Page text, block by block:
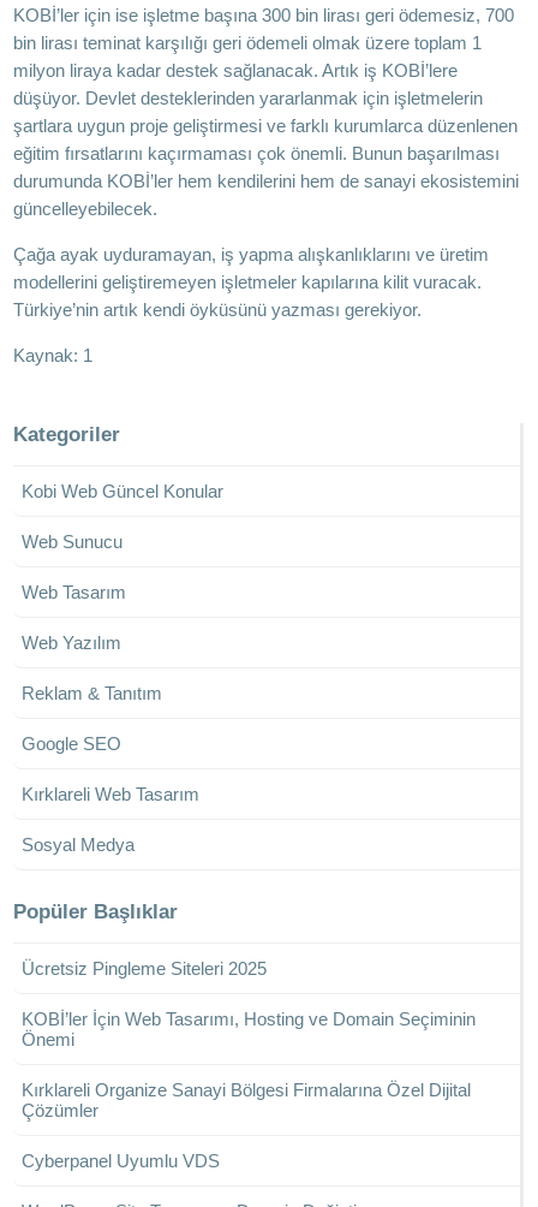
KOBİ’ler için ise işletme başına 300 bin lirası geri ödemesiz, 700
bin lirası teminat karşılığı geri ödemeli olmak üzere toplam 1
milyon liraya kadar destek sağlanacak. Artık iş KOBİ’lere
düşüyor. Devlet desteklerinden yararlanmak için işletmelerin
şartlara uygun proje geliştirmesi ve farklı kurumlarca düzenlenen
eğitim fırsatlarını kaçırmaması çok önemli. Bunun başarılması
durumunda KOBİ’ler hem kendilerini hem de sanayi ekosistemini
güncelleyebilecek.
Çağa ayak uyduramayan, iş yapma alışkanlıklarını ve üretim
modellerini geliştiremeyen işletmeler kapılarına kilit vuracak.
Türkiye’nin artık kendi öyküsünü yazması gerekiyor.
Kaynak: 1
Kategoriler
Kobi Web Güncel Konular
Web Sunucu
Web Tasarım
Web Yazılım
Reklam & Tanıtım
Google SEO
Kırklareli Web Tasarım
Sosyal Medya
Popüler Başlıklar
Ücretsiz Pingleme Siteleri 2025
KOBİ’ler İçin Web Tasarımı, Hosting ve Domain Seçiminin
Önemi
Kırklareli Organize Sanayi Bölgesi Firmalarına Özel Dijital
Çözümler
Cyberpanel Uyumlu VDS